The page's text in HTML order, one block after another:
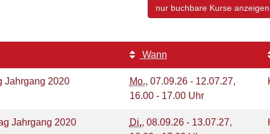
nur buchbare Kurse anzeigen
Wann
Jahrgang 2020 Mo., 07.09.26 - 12.07.27,
16.00 - 17.00 Uhr
Jahrgang 2020 Di., 08.09.26 - 13.07.27,